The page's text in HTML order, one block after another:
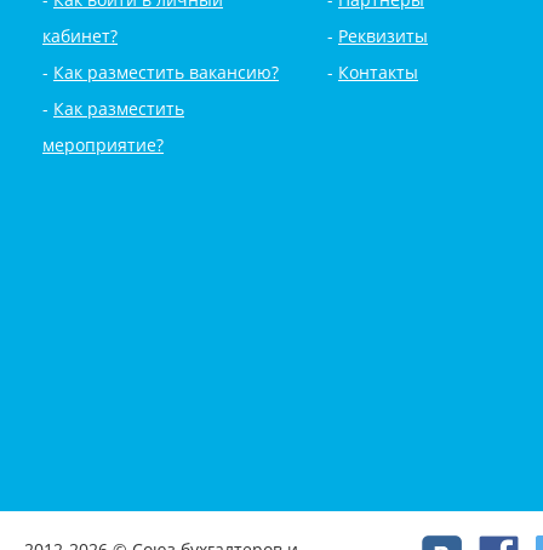
кабинет?
Как разместить вакансию?
Как разместить
мероприятие?
Реквизиты
Контакты